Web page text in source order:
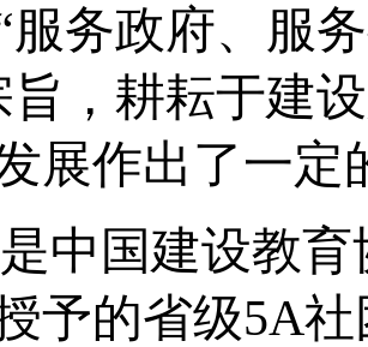
服务政府、服
旨，耕耘于建
展作出了一定
中国建设教
予的省级5A